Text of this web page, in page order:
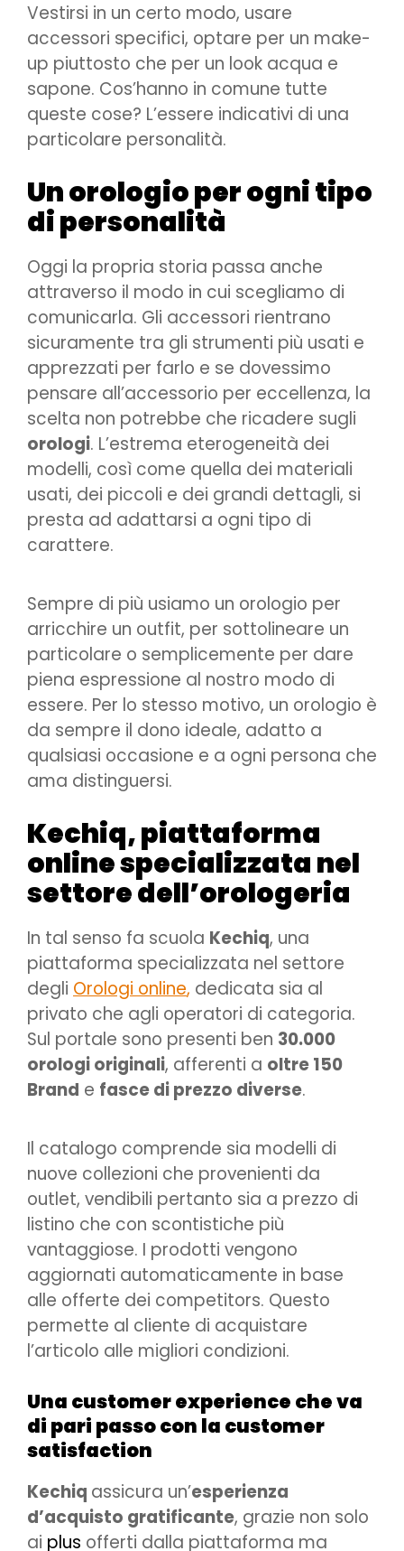
Vestirsi in un certo modo, usare
accessori specifici, optare per un make-
up piuttosto che per un look acqua e
sapone. Cos’hanno in comune tutte
queste cose? L’essere indicativi di una
particolare personalità.
Un orologio per ogni tipo
di personalità
Oggi la propria storia passa anche
attraverso il modo in cui scegliamo di
comunicarla. Gli accessori rientrano
sicuramente tra gli strumenti più usati e
apprezzati per farlo e se dovessimo
pensare all’accessorio per eccellenza, la
scelta non potrebbe che ricadere sugli
orologi. L’estrema eterogeneità dei
modelli, così come quella dei materiali
usati, dei piccoli e dei grandi dettagli, si
presta ad adattarsi a ogni tipo di
carattere.
Sempre di più usiamo un orologio per
arricchire un outfit, per sottolineare un
particolare o semplicemente per dare
piena espressione al nostro modo di
essere. Per lo stesso motivo, un orologio è
da sempre il dono ideale, adatto a
qualsiasi occasione e a ogni persona che
ama distinguersi.
Kechiq, piattaforma
online specializzata nel
settore dell’orologeria
In tal senso fa scuola Kechiq, una
piattaforma specializzata nel settore
degli Orologi online, dedicata sia al
privato che agli operatori di categoria.
Sul portale sono presenti ben 30.000
orologi originali, afferenti a oltre 150
Brand e fasce di prezzo diverse.
Il catalogo comprende sia modelli di
nuove collezioni che provenienti da
outlet, vendibili pertanto sia a prezzo di
listino che con scontistiche più
vantaggiose. I prodotti vengono
aggiornati automaticamente in base
alle offerte dei competitors. Questo
permette al cliente di acquistare
l’articolo alle migliori condizioni.
Una customer experience che va
di pari passo con la customer
satisfaction
Kechiq assicura un’esperienza
d’acquisto gratificante, grazie non solo
ai plus offerti dalla piattaforma ma